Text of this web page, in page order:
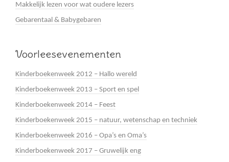
Makkelijk lezen voor wat oudere lezers
Gebarentaal & Babygebaren
Voorleesevenementen
Kinderboekenweek 2012 – Hallo wereld
Kinderboekenweek 2013 – Sport en spel
Kinderboekenweek 2014 – Feest
Kinderboekenweek 2015 – natuur, wetenschap en techniek
Kinderboekenweek 2016 – Opa’s en Oma’s
Kinderboekenweek 2017 – Gruwelijk eng